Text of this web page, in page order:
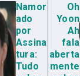
Namor
ado
por
Assina
tura:
Tudo
Oh
Yoon
Ah
fala
aberta
mente